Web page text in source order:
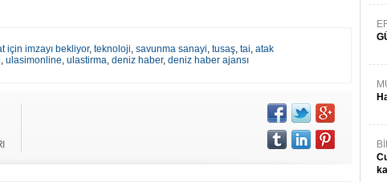
için imzayı bekliyor, teknoloji, savunma sanayi, tusaş, tai, atak
, ulasimonline, ulastirma, deniz haber, deniz haber ajansı